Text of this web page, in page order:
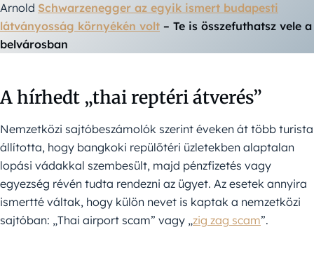
Arnold Schwarzenegger az egyik ismert budapesti
látványosság környékén volt – Te is összefuthatsz vele a
belvárosban
A hírhedt „thai reptéri átverés”
Nemzetközi sajtóbeszámolók szerint éveken át több turista
állította, hogy bangkoki repülőtéri üzletekben alaptalan
lopási vádakkal szembesült, majd pénzfizetés vagy
egyezség révén tudta rendezni az ügyet. Az esetek annyira
ismertté váltak, hogy külön nevet is kaptak a nemzetközi
sajtóban: „Thai airport scam” vagy „zig zag scam”.